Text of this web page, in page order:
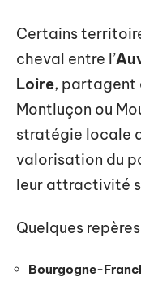
Certains
cheval entre l’
Loire, partagent
Montluçon ou
stratégie locale
valorisation du
leur attractivité
Quelques
Bourgogne-